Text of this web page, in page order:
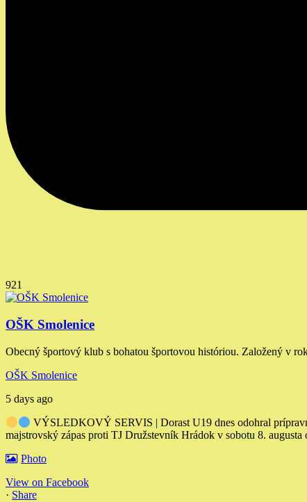
921
OŠK Smolenice
Obecný športový klub s bohatou športovou históriou. Založený v
OŠK Smolenice
5 days ago
VÝSLEDKOVÝ SERVIS | Dorast U19 dnes odohral
majstrovský zápas proti TJ Družstevník Hrádok v sobotu 8. augusta
Photo
View on Facebook
· Share